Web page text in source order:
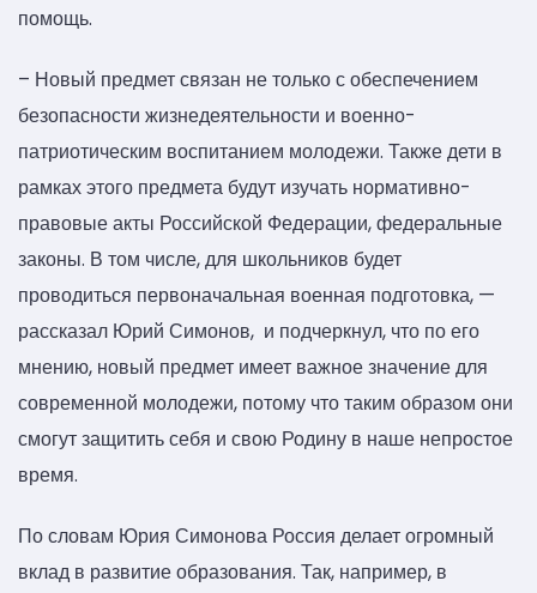
помощь.
– Новый предмет связан не только с обеспечением
безопасности жизнедеятельности и военно-
патриотическим воспитанием молодежи. Также дети в
рамках этого предмета будут изучать нормативно-
правовые акты Российской Федерации, федеральные
законы. В том числе, для школьников будет
проводиться первоначальная военная подготовка, —
рассказал Юрий Симонов, и подчеркнул, что по его
мнению, новый предмет имеет важное значение для
современной молодежи, потому что таким образом они
смогут защитить себя и свою Родину в наше непростое
время.
По словам Юрия Симонова Россия делает огромный
вклад в развитие образования. Так, например, в